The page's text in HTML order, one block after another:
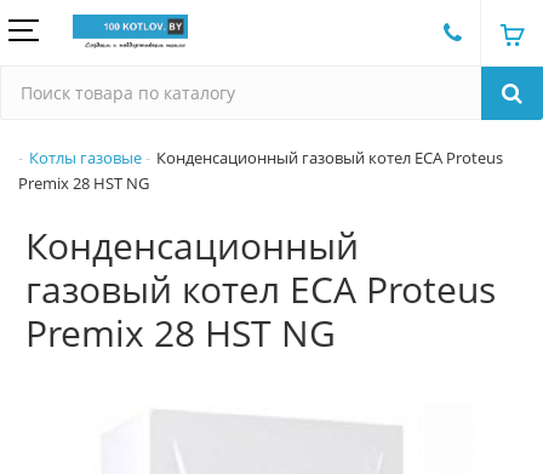
Котлы газовые
Конденсационный газовый котел ECA Proteus
Premix 28 HST NG
Конденсационный
газовый котел ECA Proteus
Premix 28 HST NG